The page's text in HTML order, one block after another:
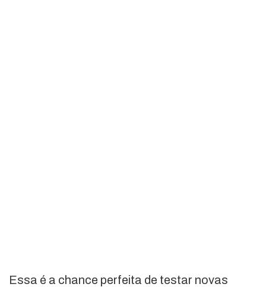
Essa é a chance perfeita de testar novas